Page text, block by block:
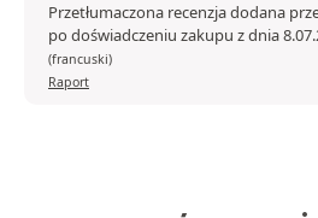
Przetłumaczona recenzja dodana
po doświadczeniu zakupu z dnia
(francuski)
Raport